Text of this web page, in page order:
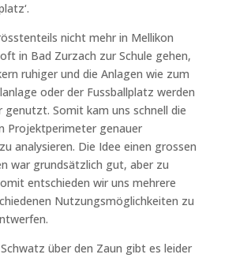
nicht mehr in Mellikon
in Bad Zurzach zur Schule gehen,
ruhiger und die Anlagen wie zum
oder der Fussballplatz werden
genutzt. Somit kam uns schnell die
Projektperimeter genauer
analysieren. Die Idee einen grossen
war grundsätzlich gut, aber zu
entschieden wir uns mehrere
Nutzungsmöglichkeiten zu
über den Zaun gibt es leider